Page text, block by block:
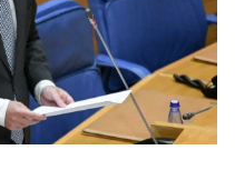
a 86 personas por
hacia Ceuta